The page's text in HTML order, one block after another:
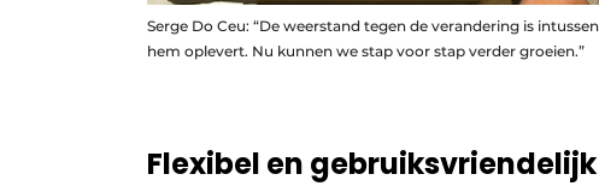
Serge Do Ceu: “De weerstand tegen de verandering is
hem oplevert. Nu kunnen we stap voor stap verder groeien.”
Flexibel en gebruiksvriendelijk